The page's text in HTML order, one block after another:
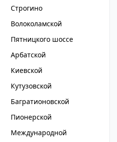
Строгино
Волоколамской
Пятницкого шоссе
Арбатской
Киевской
Кутузовской
Багратионовской
Пионерской
Международной